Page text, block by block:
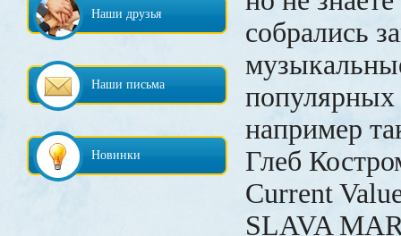
Наши друзья
Наши письма
Новинки
собрались
популярных
например
Глеб
Current
SLAVA